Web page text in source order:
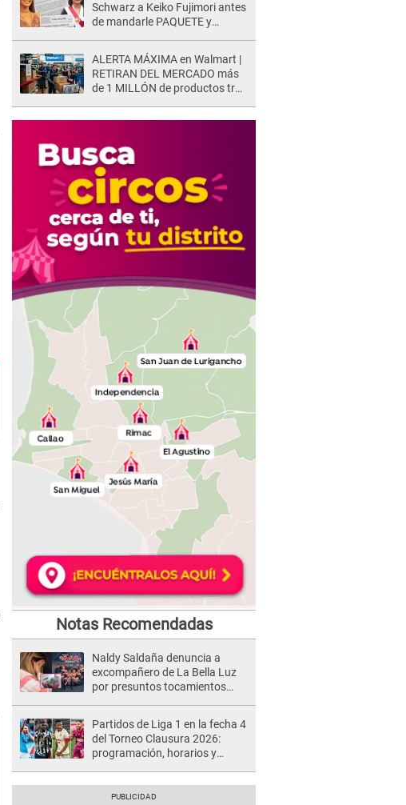
Schwarz a Keiko Fujimori antes
de mandarle PAQUETE y
ALERTA MÁXIMA en Walmart |
RETIRAN DEL MERCADO más
de 1 MILLÓN de productos tras
Notas Recomendadas
Naldy Saldaña denuncia a
excompañero de La Bella Luz
por presuntos tocamientos
Partidos de Liga 1 en la fecha 4
del Torneo Clausura 2026:
programación, horarios y